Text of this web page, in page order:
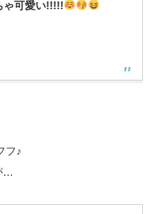
ゃ可愛い!!!!!
フ♪
…